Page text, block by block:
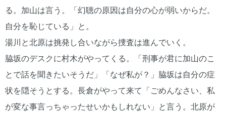
る。加山は言う。「幻聴の原因は自分の心が弱いからだ。
自分を恥じている」と。
湯川と北原は挑発し合いながら捜査は進んでいく。
脇坂のデスクに村木がやってくる。「刑事が君に加山のこ
とで話を聞きたいそうだ」「なぜ私が？」脇坂は自分の症
状を隠そうとする。長倉がやって来て「ごめんなさい、私
が変な事言っちゃったせいかもしれない」と言う。北原が